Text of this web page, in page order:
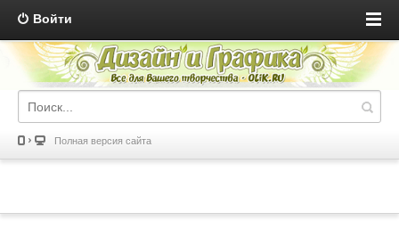
Войти
Полная версия сайта